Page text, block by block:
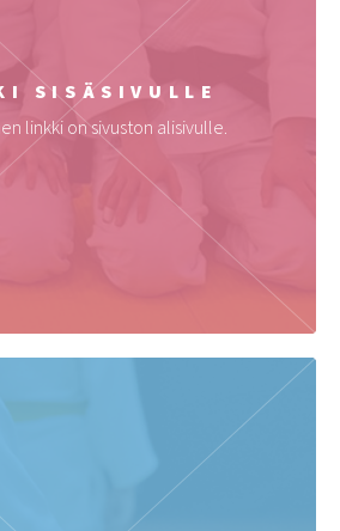
SISÄSIVULLE
linkki on sivuston alisivulle.